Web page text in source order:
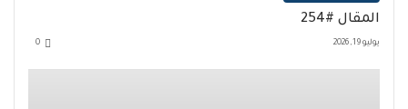
المقال #254
يوليو 19, 2026 0